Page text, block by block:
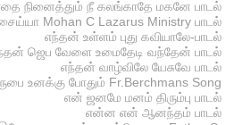
நினைத்தும் நீ கலங்காதே மகனே பாடல்
Mohan C Lazarus Ministry பாடல்
எந்தன் உள்ளம் புது கவியாலே-பாடல்
ஜெப வேளை உமைதேடி வந்தேன் பாடல்
எந்தன் வாழ்விலே யேசுவே பாடல்
உனக்கு போதும் Fr.Berchmans Song
என் ஜனமே மனம் திரும்பு பாடல்
என்ன என் ஆனந்தம் பாடல்